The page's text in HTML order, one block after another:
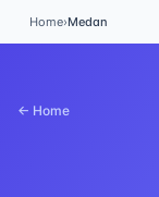
Home›Medan
← Home